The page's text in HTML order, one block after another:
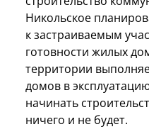
Никольское
к застраиваемым
готовности жилых
территории
домов в
начинать
ничего и не будет.